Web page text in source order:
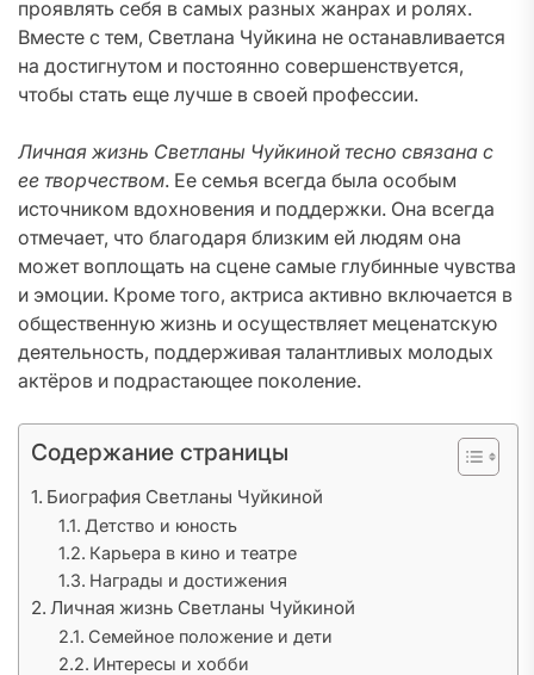
проявлять себя в самых разных жанрах и ролях.
Вместе с тем, Светлана Чуйкина не останавливается
на достигнутом и постоянно совершенствуется,
чтобы стать еще лучше в своей профессии.
Личная жизнь Светланы Чуйкиной тесно связана с
ее творчеством. Ее семья всегда была особым
источником вдохновения и поддержки. Она всегда
отмечает, что благодаря близким ей людям она
может воплощать на сцене самые глубинные чувства
и эмоции. Кроме того, актриса активно включается в
общественную жизнь и осуществляет меценатскую
деятельность, поддерживая талантливых молодых
актёров и подрастающее поколение.
Содержание страницы
Биография Светланы Чуйкиной
Детство и юность
Карьера в кино и театре
Награды и достижения
Личная жизнь Светланы Чуйкиной
Семейное положение и дети
Интересы и хобби